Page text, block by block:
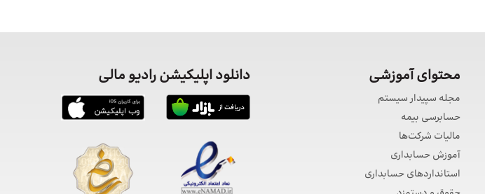
محتوای آموزشی
مجله سپیدار سیستم
حسابرسی بیمه
مالیات شرکت‌ها
آموزش حسابداری
استانداردهای حسابداری
دانلود اپلیکیشن رادیو مالی